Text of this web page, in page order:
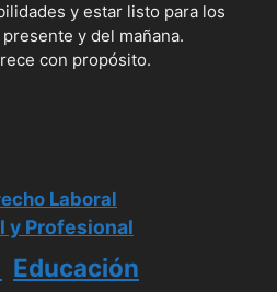
y estar listo para los
y del mañana.
con propósito.
Laboral
y Profesional
Educación